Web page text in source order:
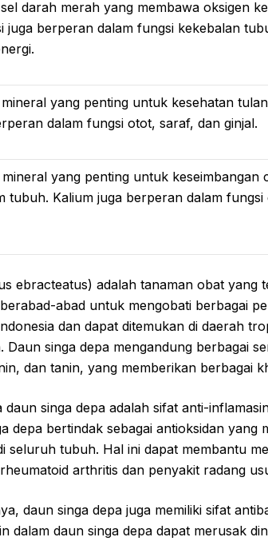
darah merah yang membawa oksigen
juga berperan dalam fungsi kekebalan
yang penting untuk kesehatan
dalam fungsi otot, saraf, dan ginjal.
yang penting untuk keseimbangan
tubuh. Kalium juga berperan dalam
ebracteatus) adalah tanaman obat yang
abad untuk mengobati berbagai
dan dapat ditemukan di daerah
singa depa mengandung berbagai
dan tanin, yang memberikan berbagai
singa depa adalah sifat anti-
depa bertindak sebagai antioksidan yang
seluruh tubuh. Hal ini dapat membantu
arthritis dan penyakit radang
daun singa depa juga memiliki sifat
dalam daun singa depa dapat merusak